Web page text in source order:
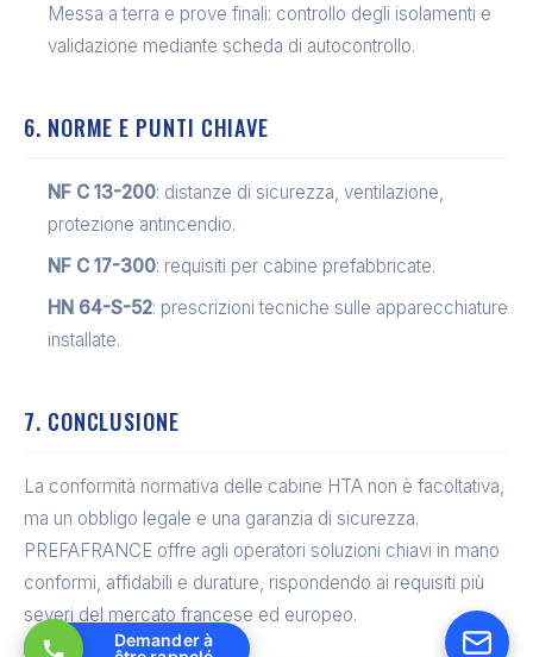
Messa a terra e prove finali: controllo degli isolamenti e
validazione mediante scheda di autocontrollo.
6. NORME E PUNTI CHIAVE
NF C 13-200: distanze di sicurezza, ventilazione,
protezione antincendio.
NF C 17-300: requisiti per cabine prefabbricate.
HN 64-S-52: prescrizioni tecniche sulle apparecchiature
installate.
7. CONCLUSIONE
La conformità normativa delle cabine HTA non è facoltativa,
ma un obbligo legale e una garanzia di sicurezza.
PREFAFRANCE offre agli operatori soluzioni chiavi in mano
conformi, affidabili e durature, rispondendo ai requisiti più
severi del mercato francese ed europeo.
Demander à